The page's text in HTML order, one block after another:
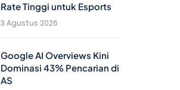
Rate Tinggi untuk Esports
3 Agustus 2026
Google AI Overviews Kini
Dominasi 43% Pencarian di
AS